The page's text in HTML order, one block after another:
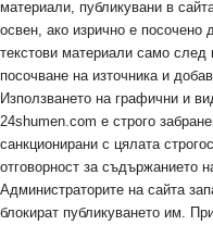
материали, публикувани в
освен, ако изрично е посочено
текстови материали само след
посочване на източника и
Използването на графични и
24shumen.com е строго
санкционирани с цялата
отговорност за съдържанието
Администраторите на сайта
блокират публикуването им.